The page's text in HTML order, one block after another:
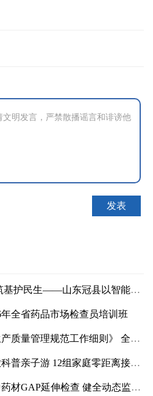
冠县以智能管控提质“两定机构”医保服务能力
全省药品市场检查员培训班
范工作细则》 全面强化中药材质量源头管控
子游 12组家庭零距离接触药品检验
GAP延伸检查 健全动态监管机制